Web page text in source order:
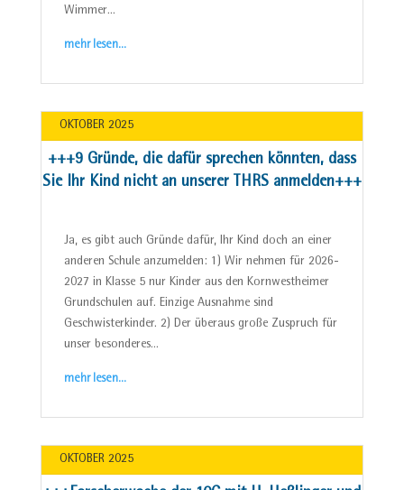
Wimmer…
mehr lesen…
+++9 Gründe, die dafür sprechen könnten, dass
Sie Ihr Kind nicht an unserer THRS anmelden+++
OKTOBER 2025
Ja, es gibt auch Gründe dafür, Ihr Kind doch an einer
anderen Schule anzumelden: 1) Wir nehmen für 2026-
2027 in Klasse 5 nur Kinder aus den Kornwestheimer
Grundschulen auf. Einzige Ausnahme sind
Geschwisterkinder. 2) Der überaus große Zuspruch für
unser besonderes…
mehr lesen…
OKTOBER 2025